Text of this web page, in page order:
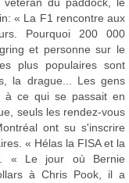
du paddock, le
« La F1 rencontre aux
Pourquoi 200 000
et personne sur le
plus populaires sont
la drague... Les gens
à ce qui se passait en
seuls les rendez-vous
ont su s'inscrire
« Hélas la FISA et la
« Le jour où Bernie
à Chris Pook, il a